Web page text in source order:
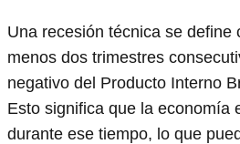
Una recesión técnica se define
menos dos trimestres
negativo del Producto Interno
Esto significa que la economía
durante ese tiempo, lo que